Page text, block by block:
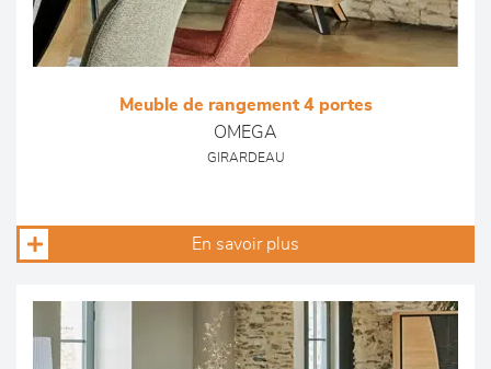
Meuble de rangement 4 portes
OMEGA
GIRARDEAU
En savoir plus